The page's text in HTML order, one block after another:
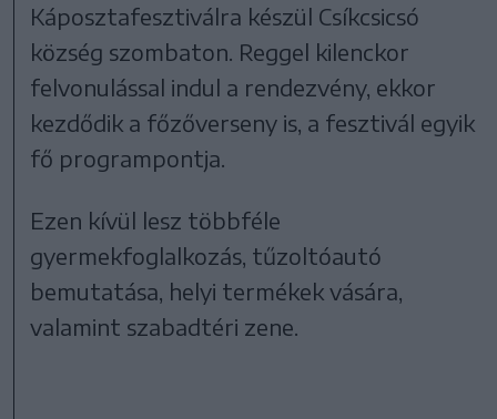
Káposztafesztiválra készül Csíkcsicsó
község szombaton. Reggel kilenckor
felvonulással indul a rendezvény, ekkor
kezdődik a főzőverseny is, a fesztivál egyik
fő programpontja.
Ezen kívül lesz többféle
gyermekfoglalkozás, tűzoltóautó
bemutatása, helyi termékek vására,
valamint szabadtéri zene.